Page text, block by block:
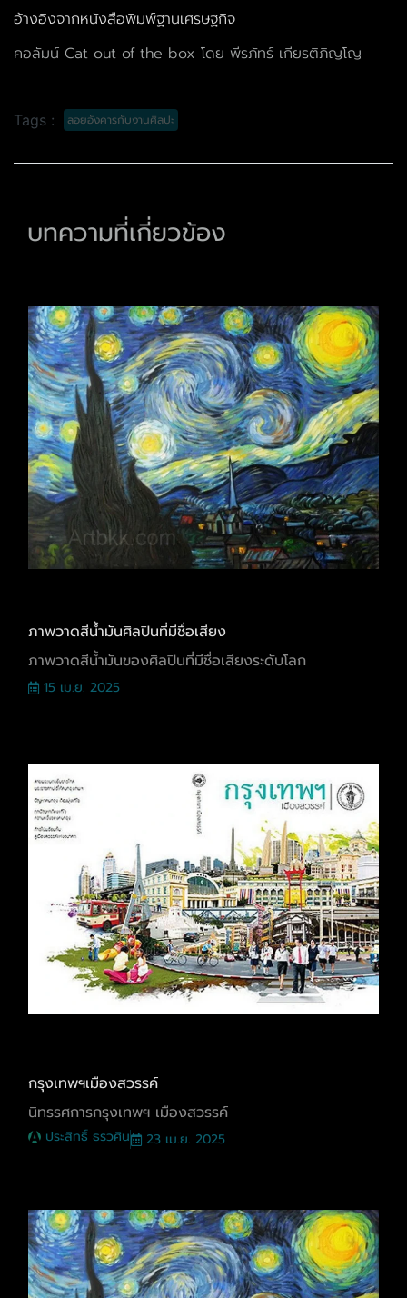
อ้างอิงจากหนังสือพิมพ์ฐานเศรษฐกิจ
คอลัมน์ Cat out of the box โดย พีรภัทร์ เกียรติภิญโญ
Tags : ลอยอังคารกับงานศิลปะ
บทความที่เกี่ยวข้อง
ภาพวาดสีน้ำมันศิลปินที่มีชื่อเสียง
ภาพวาดสีน้ำมันของศิลปินที่มีชื่อเสียงระดับโลก
15 เม.ย. 2025
กรุงเทพฯเมืองสวรรค์
นิทรรศการกรุงเทพฯ เมืองสวรรค์
ประสิทธิ์ ธรวศิน 23 เม.ย. 2025